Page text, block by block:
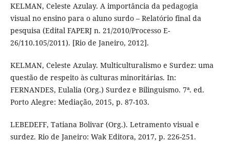
KELMAN, Celeste Azulay. A importância da pedagogia
visual no ensino para o aluno surdo – Relatório final da
pesquisa (Edital FAPERJ n. 21/2010/Processo E-
26/110.105/2011). [Rio de Janeiro, 2012].
KELMAN, Celeste Azulay. Multiculturalismo e Surdez: uma
questão de respeito às culturas minoritárias. In:
FERNANDES, Eulalia (Org.) Surdez e Bilinguismo. 7ª. ed.
Porto Alegre: Mediação, 2015, p. 87-103.
LEBEDEFF, Tatiana Bolivar (Org.). Letramento visual e
surdez. Rio de Janeiro: Wak Editora, 2017, p. 226-251.